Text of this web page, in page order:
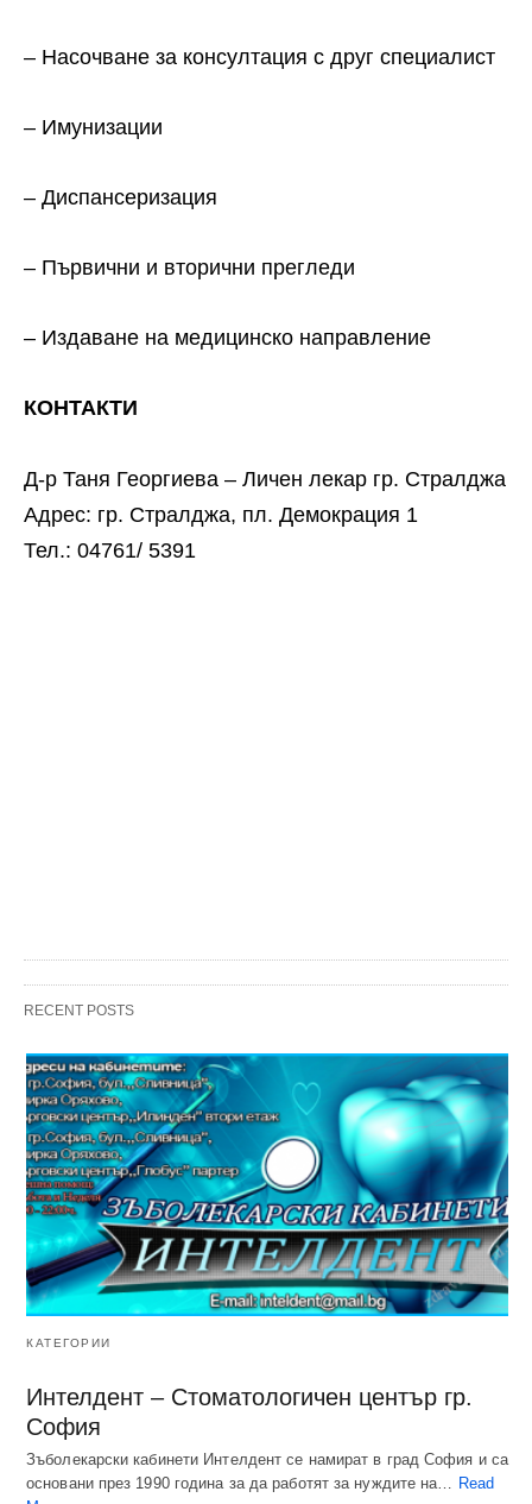
– Насочване за консултация с друг специалист
– Имунизации
– Диспансеризация
– Първични и вторични прегледи
– Издаване на медицинско направление
КОНТАКТИ
Д-р Таня Георгиева – Личен лекар гр. Стралджа
Адрес: гр. Стралджа, пл. Демокрация 1
Тел.: 04761/ 5391
RECENT POSTS
КАТЕГОРИИ
Интелдент – Стоматологичен център гр.
София
Зъболекарски кабинети Интелдент се намират в град София и са
основани през 1990 година за да работят за нуждите на… Read